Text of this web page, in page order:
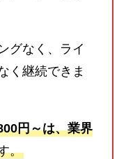
グなく、ライ
く継続できま
円～は、業界
。